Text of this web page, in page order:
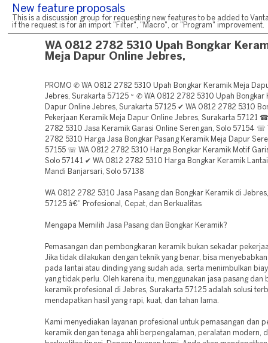
New feature proposals
This is a discussion group for requesting new features to be added to
if the request is for an import "Filter", "Macro", or "Program" improvement.
WA 0812 2782 5310 Upah Bongkar
Meja Dapur Online Jebres,
PROMO ✆ WA 0812 2782 5310 Upah Bongkar Keramik Meja
Jebres, Surakarta 57125 ~ ✆ WA 0812 2782 5310 Upah Bongkar
Dapur Online Jebres, Surakarta 57125 ✔ WA 0812 2782 5310
Pekerjaan Keramik Meja Dapur Online Jebres, Surakarta 57121
2782 5310 Jasa Keramik Garasi Online Serengan, Solo 57154 ☏
2782 5310 Harga Jasa Bongkar Pasang Keramik Meja Dapur
57155 ☏ WA 0812 2782 5310 Harga Bongkar Keramik Motif
Solo 57141 ✔ WA 0812 2782 5310 Harga Bongkar Keramik
Mandi Banjarsari, Solo 57138
WA 0812 2782 5310 Jasa Pasang dan Bongkar Keramik di
57125 â€“ Profesional, Cepat, dan Berkualitas
Mengapa Memilih Jasa Pasang dan Bongkar Keramik?
Pemasangan dan pembongkaran keramik bukan sekadar
Jika tidak dilakukan dengan teknik yang benar, bisa
pada lantai atau dinding yang sudah ada, serta menimbulkan
yang tidak perlu. Oleh karena itu, menggunakan jasa pasang dan
keramik profesional di Jebres, Surakarta 57125 adalah solusi
mendapatkan hasil yang rapi, kuat, dan tahan lama.
Kami menyediakan layanan profesional untuk pemasangan dan
keramik dengan tenaga ahli berpengalaman, peralatan modern,